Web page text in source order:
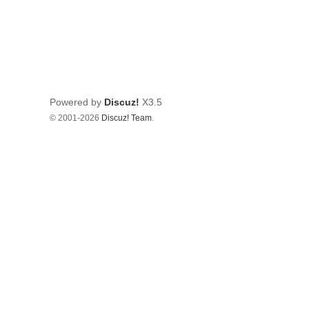
Powered by Discuz! X3.5
© 2001-2026 Discuz! Team